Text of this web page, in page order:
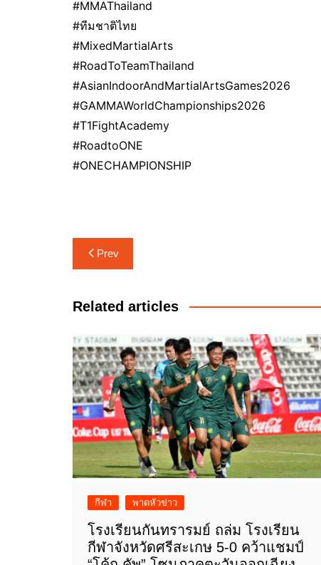
#MMAThailand
#ทีมชาติไทย
#MixedMartialArts
#RoadToTeamThailand
#AsianIndoorAndMartialArtsGames2026
#GAMMAWorldChampionships2026
#T1FightAcademy
#RoadtoONE
#ONECHAMPIONSHIP
แนะแนว
เรื่อง
Prev
Related articles
กีฬา พาดหัวข่าว
โรงเรียนกันทรารมย์ ถล่ม โรงเรียน
กีฬาจังหวัดศรีสะเกษ 5-0 คว้าแชมป์